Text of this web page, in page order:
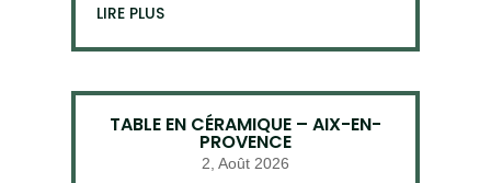
LIRE PLUS
TABLE EN CÉRAMIQUE – AIX-EN-
PROVENCE
2, Août 2026